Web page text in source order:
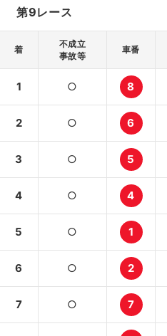
第9レース
着
不成立
事故等
車番
1 ○ 8
2 ○ 6
3 ○ 5
4 ○ 4
5 ○ 1
6 ○ 2
7 ○ 7